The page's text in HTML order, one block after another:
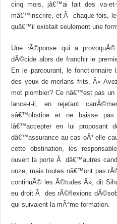
cinq mois, jâ€™ai fait des va-
mâ€™inscrire, et Ã chaque fois,
quâ€™il existait seulement une
Une rÃ©ponse qui a
dÃ©cide alors de franchir le
En le parcourant, le fonctionnaire
des yeux de merlans frits. Â«
mot plombier? Ce nâ€™est pas
lance-t-il, en rejetant
sâ€™obstine et ne baisse
lâ€™accepter en lui proposant
dâ€™assurance au cas oÃ¹ elle
cette obstination, les
ouvert la porte Ã dâ€™autres
onze, mais toutes nâ€™ont pas
continuÃ© les Ã©tudes Â», dit
eu droit Ã des rÃ©flexions
qui suivaient la mÃªme formation.